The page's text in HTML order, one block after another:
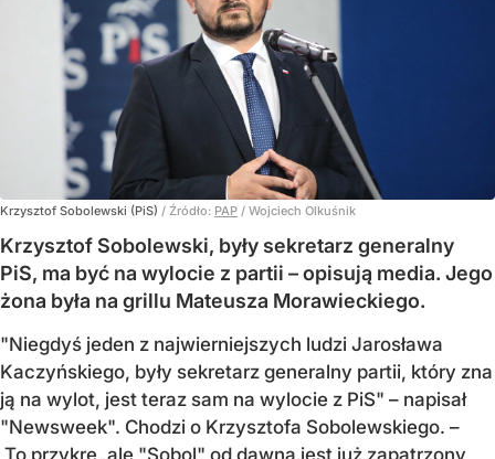
Krzysztof Sobolewski (PiS) / Źródło: PAP / Wojciech Olkuśnik
Krzysztof Sobolewski, były sekretarz generalny
PiS, ma być na wylocie z partii – opisują media. Jego
żona była na grillu Mateusza Morawieckiego.
"Niegdyś jeden z najwierniejszych ludzi Jarosława
Kaczyńskiego, były sekretarz generalny partii, który zna
ją na wylot, jest teraz sam na wylocie z PiS" – napisał
"Newsweek". Chodzi o Krzysztofa Sobolewskiego. –
To przykre, ale "Sobol" od dawna jest już zapatrzony